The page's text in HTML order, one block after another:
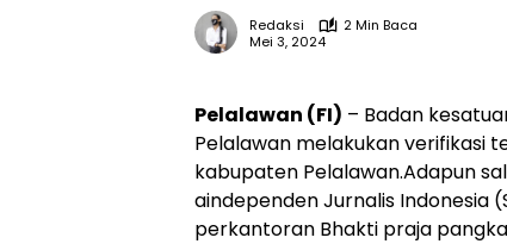
Redaksi
2 Min Baca
Mei 3, 2024
Pelalawan (FI) – Badan
Pelalawan melakukan verifikasi
kabupaten Pelalawan.Adapun
aindependen Jurnalis Indonesia
perkantoran Bhakti praja